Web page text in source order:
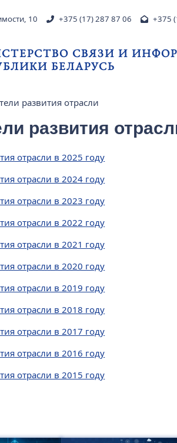
10 +375 (17) 287 87 06 +375
СВЯЗИ И
БЕЛАРУСЬ
развития отрасли
развития
отрасли в 2025 году
отрасли в 2024 году
отрасли в 2023 году
отрасли в 2022 году
отрасли в 2021 году
отрасли в 2020 году
отрасли в 2019 году
отрасли в 2018 году
отрасли в 2017 году
отрасли в 2016 году
отрасли в 2015 году